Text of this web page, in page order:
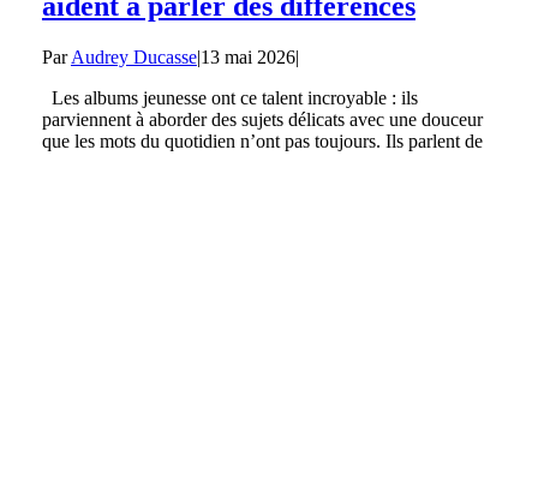
ParAudrey Ducasse|13 mai 2026|
Les albums jeunesse ont ce talent incroyable : ils
parviennent à aborder des sujets délicats avec une douceur
que les mots du quotidien n’ont pas toujours. Ils parlent de